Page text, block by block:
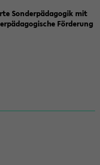
Sonderpädagogik mit
Förderung